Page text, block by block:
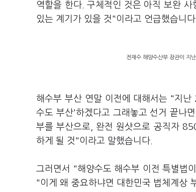
역할을 한다. 구체적인 것은 아직 보완
있는 계기가 있을 것"이라고 언급했습니다.
전재수 해양수산부 장관이 지
해수부 부산 연말 이전에 대해서는 "지
수도 부산'하겠다고 그래놓고 선거 끝나
부를 부산으로, 완전 원샷으로 공직자
하게 될 것"이라고 말했습니다.
그러면서 "해양수도 해수부 이전 특별법
"이게 왜 중요하냐면 대한민국 법체계상